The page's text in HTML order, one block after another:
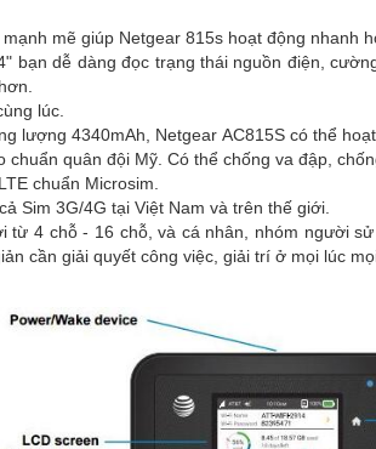
mẽ giúp Netgear 815s hoạt động nhanh
bạn dễ dàng đọc trạng thái nguồn điện,
lúc.
lượng 4340mAh, Netgear AC815S có thể
chuẩn quân đội Mỹ. Có thể chống va đập,
chuẩn Microsim.
Sim 3G/4G tại Việt Nam và trên thế giới.
từ 4 chỗ - 16 chỗ, và cá nhân, nhóm người
cần giải quyết công việc, giải trí ở mọi lúc